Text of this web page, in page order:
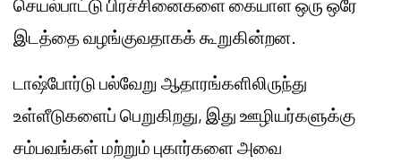
செயல்பாட்டு பிரச்சினைகளை கையாள ஒரு ஒரே
இடத்தை வழங்குவதாகக் கூறுகின்றன.
டாஷ்போர்டு பல்வேறு ஆதாரங்களிலிருந்து
உள்ளீடுகளைப் பெறுகிறது, இது ஊழியர்களுக்கு
சம்பவங்கள் மற்றும் புகார்களை அவை